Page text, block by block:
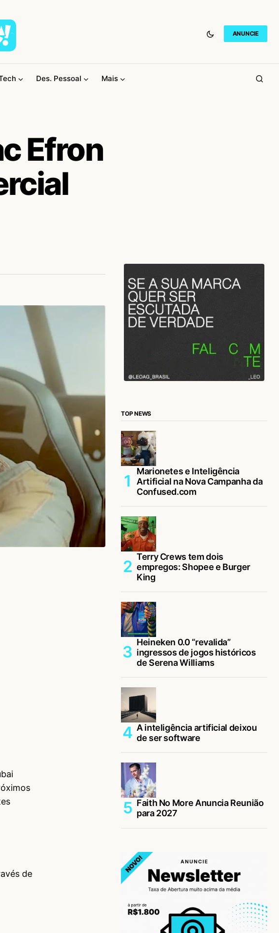
ANUNCIE
Des. Pessoal Mais
Efron
de
TOP NEWS
Marionetes e Inteligência
Artificial na Nova Campanha da
Confused.com
Terry Crews tem dois
empregos: Shopee e Burger
King
Heineken 0.0 “revalida”
ingressos de jogos históricos
de Serena Williams
A inteligência artificial deixou
de ser software
Faith No More Anuncia Reunião
para 2027